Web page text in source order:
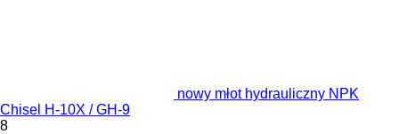
nowy młot hydrauliczny NPK
Chisel H-10X / GH-9
8